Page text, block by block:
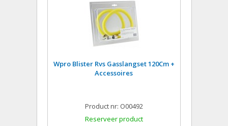
Wpro Blister Rvs Gasslangset 120Cm +
Accessoires
Product nr: O00492
Reserveer product